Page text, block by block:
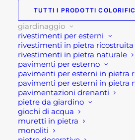
TUTTI I PRODOTTI
giardinaggio
rivestimenti per esterni
rivestimenti in pietra ricostruita
rivestimenti in pietra naturale
pavimenti per esterno
pavimenti per esterni in pietra
pavimenti per esterni in pietra
pavimentazioni drenanti
pietre da giardino
giochi di acqua
muretti in pietra
monoliti
Descrizione
Set sedie e tavolo
Sardegna
Set di sedie e tavolo in ferro
rotondo, con schienale, seduta